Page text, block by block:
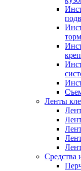
Ленты
Средства